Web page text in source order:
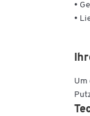
•
•
Um